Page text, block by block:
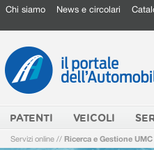
Chi siamo News e circolari
PATENTI VEICOLI
Servizi online // Ricerca e Gestione UMC